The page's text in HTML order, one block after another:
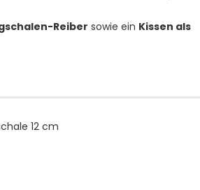
Reiber sowie ein Kissen als
12 cm